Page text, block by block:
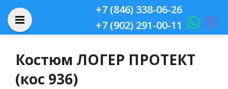
+7 (846) 338-06-26
+7 (902) 291-00-11
Костюм ЛОГЕР ПРОТЕКТ
(кос 936)